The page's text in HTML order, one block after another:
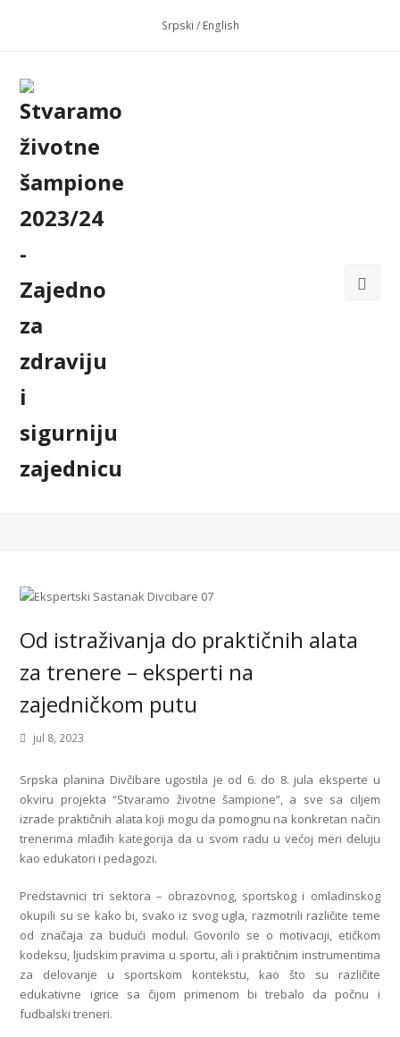
Srpski / English
Od istraživanja do praktičnih alata
za trenere – eksperti na
zajedničkom putu
jul 8, 2023
Srpska planina Divčibare ugostila je od 6. do 8. jula eksperte u
okviru projekta “Stvaramo životne šampione”, a sve sa ciljem
izrade praktičnih alata koji mogu da pomognu na konkretan način
trenerima mlađih kategorija da u svom radu u većoj meri deluju
kao edukatori i pedagozi.
Predstavnici tri sektora – obrazovnog, sportskog i omladinskog
okupili su se kako bi, svako iz svog ugla, razmotrili različite teme
od značaja za budući modul. Govorilo se o motivaciji, etičkom
kodeksu, ljudskim pravima u sportu, ali i praktičnim instrumentima
za delovanje u sportskom kontekstu, kao što su različite
edukativne igrice sa čijom primenom bi trebalo da počnu i
fudbalski treneri.